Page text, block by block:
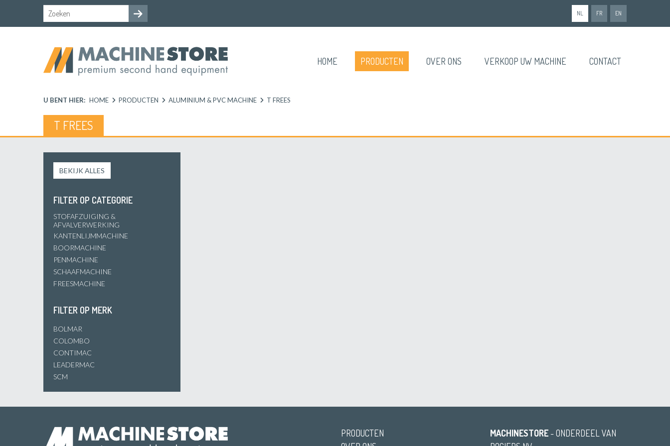
NL FR EN
HOME PRODUCTEN OVER ONS VERKOOP UW MACHINE CONTACT
U BENT HIER: HOME PRODUCTEN ALUMINIUM & PVC MACHINE T FREES
T FREES
BEKIJK ALLES
FILTER OP CATEGORIE
STOFAFZUIGING &
AFVALVERWERKING
KANTENLIJMMACHINE
BOORMACHINE
PENMACHINE
SCHAAFMACHINE
FREESMACHINE
FILTER OP MERK
BOLMAR
COLOMBO
CONTIMAC
LEADERMAC
SCM
PRODUCTEN
MACHINESTORE- ONDERDEEL VAN